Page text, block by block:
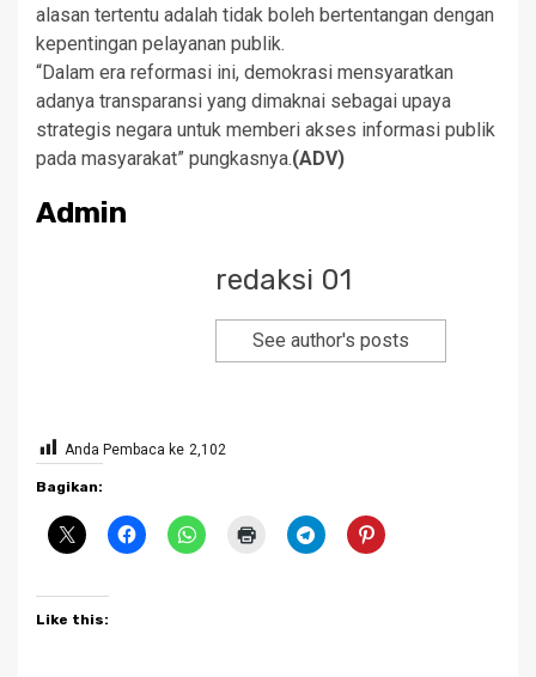
alasan tertentu adalah tidak boleh bertentangan dengan
kepentingan pelayanan publik.
“Dalam era reformasi ini, demokrasi mensyaratkan
adanya transparansi yang dimaknai sebagai upaya
strategis negara untuk memberi akses informasi publik
pada masyarakat” pungkasnya.(ADV)
Admin
redaksi 01
See author's posts
Anda Pembaca ke 2,102
Bagikan:
Like this: